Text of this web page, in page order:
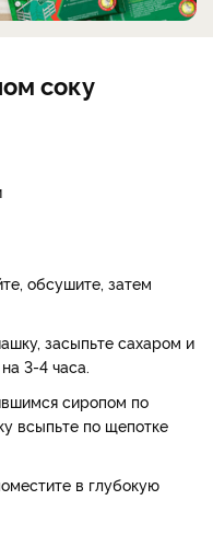
соку
обсушите, затем
засыпьте сахаром и
3-4 часа.
сиропом по
всыпьте по щепотке
в глубокую